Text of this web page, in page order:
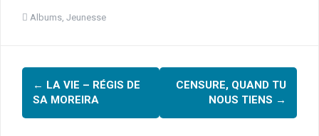
ce
o
o
k
t
er
Albums, Jeunesse
Navigation
d'article
← LA VIE – RÉGIS DE
SA MOREIRA
CENSURE, QUAND TU
NOUS TIENS →